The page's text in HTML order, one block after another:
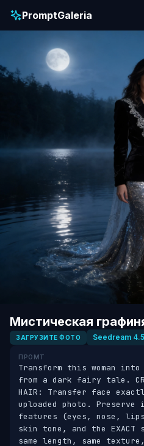
PromptGaleria
Мистическая
ЗАГРУЗИТЕ ФОТО Seedream 4.5
ПРОМТ
Transform this woman
from a dark fairy tale.
HAIR: Transfer face
uploaded photo.
features (eyes, nose,
skin tone, and the EXACT
same length, same